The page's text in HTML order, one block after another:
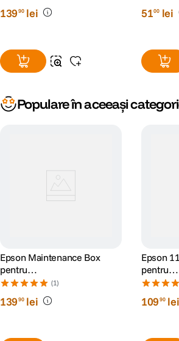
13990 lei 5100 lei
Populare în aceeași
Epson Maintenance Box
pentru
L65xx/L151xx/L81xx/L8050
(1)
13990 lei
Epson
pentru
L15150/
50/
Negru
10990 lei